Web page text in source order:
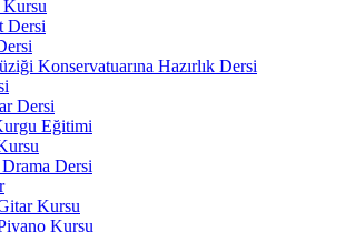
Kursu
Dersi
Konservatuarına Hazırlık Dersi
Dersi
Eğitimi
Drama Dersi
Kursu
Kursu